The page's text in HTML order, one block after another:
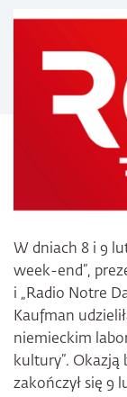
W dniach 8 i 9
week-end”,
i „Radio Notre
Kaufman
niemieckim
kultury”. Okazją
zakończył się 9